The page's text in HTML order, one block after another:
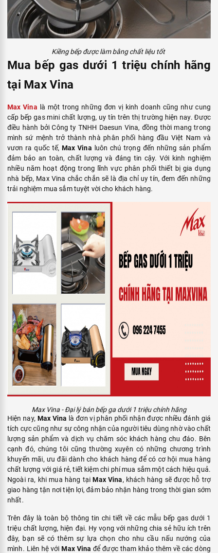
Kiềng bếp được làm bằng chất liệu tốt
Mua bếp gas dưới 1 triệu chính hãng
tại Max Vina
Max Vina là một trong những đơn vị kinh doanh cũng như cung
cấp bếp gas mini chất lượng, uy tín trên thị trường hiện nay. Được
điều hành bởi Công ty TNHH Daesun Vina, đồng thời mang trong
mình sứ mệnh trở thành nhà phân phối hàng đầu Việt Nam và
vươn ra quốc tế, Max Vina luôn chú trọng đến những sản phẩm
đảm bảo an toàn, chất lượng và đáng tin cậy. Với kinh nghiệm
nhiều năm hoạt động trong lĩnh vực phân phối thiết bị gia dụng
nhà bếp, Max Vina chắc chắn sẽ là địa chỉ uy tín, đem đến những
trải nghiệm mua sắm tuyệt vời cho khách hàng.
Max Vina - Đại lý bán bếp ga dưới 1 triệu chính hãng
Hiện nay, Max Vina là đơn vị phân phối nhận được nhiều đánh giá
tích cực cũng như sự công nhận của người tiêu dùng nhờ vào chất
lượng sản phẩm và dịch vụ chăm sóc khách hàng chu đáo. Bên
cạnh đó, chúng tôi cũng thường xuyên có những chương trình
khuyến mãi, ưu đãi dành cho khách hàng để có cơ hội mua hàng
chất lượng với giá rẻ, tiết kiệm chi phí mua sắm một cách hiệu quả.
Ngoài ra, khi mua hàng tạiMax Vina, khách hàng sẽ được hỗ trợ
giao hàng tận nơi tiện lợi, đảm bảo nhận hàng trong thời gian sớm
nhất.
Trên đây là toàn bộ thông tin chi tiết về các mẫu bếp gas dưới 1
triệu chất lượng, hiện đại. Hy vọng với những chia sẻ hữu ích trên
đây, bạn sẽ có thêm sự lựa chọn cho nhu cầu nấu nướng của
mình. Liên hệ vớiMax Vina để được tham khảo thêm về các dòng